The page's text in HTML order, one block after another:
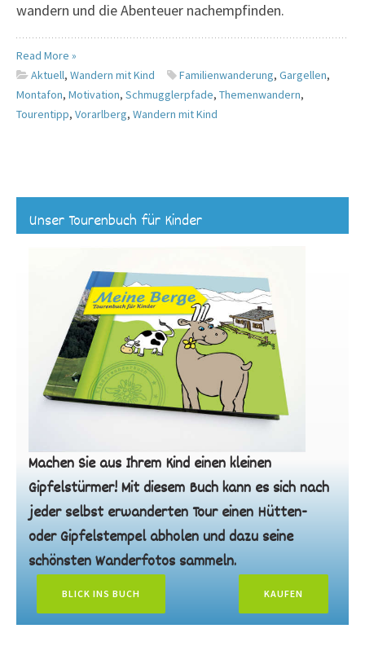
wandern und die Abenteuer nachempfinden.
Read More »
Aktuell, Wandern mit Kind Familienwanderung, Gargellen,
Montafon, Motivation, Schmugglerpfade, Themenwandern,
Tourentipp, Vorarlberg, Wandern mit Kind
Unser Tourenbuch für Kinder
Machen Sie aus Ihrem Kind einen kleinen
Gipfelstürmer! Mit diesem Buch kann es sich nach
jeder selbst erwanderten Tour einen Hütten-
oder Gipfelstempel abholen und dazu seine
schönsten Wanderfotos sammeln.
BLICK INS BUCH KAUFEN